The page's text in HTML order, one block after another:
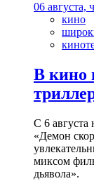
06 августа,
кино
В кино
С 6
«Демон
миксом
дьявола».